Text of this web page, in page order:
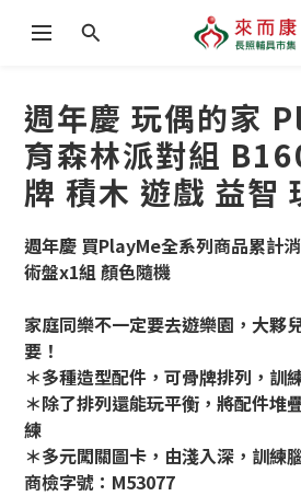
週年慶 玩偶的家
育森林派對組
牌 積木 遊戲 益智
週年慶 買PlayMe全系列商品累計
術盤x1組 顏色隨機
家庭同樂不一定要去遊樂園，大夥
要！
＊多種造型配件，可骨牌排列，訓
＊除了排列還能玩平衡，將配件堆
練
＊多元闖關圖卡，由淺入深，訓練
商檢字號：M53077